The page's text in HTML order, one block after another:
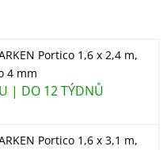
Portico 1,6 x 2,4 m,
4 mm
| DO 12 TÝDNŮ
Portico 1,6 x 3,1 m,